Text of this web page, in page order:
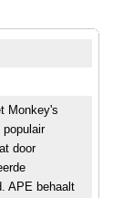
Monkey's
populair
door
APE behaalt